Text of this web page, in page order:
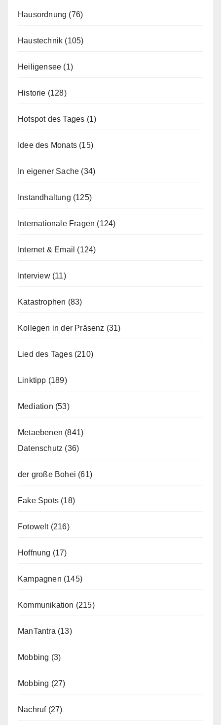
Hausordnung (76)
Haustechnik (105)
Heiligensee (1)
Historie (128)
Hotspot des Tages (1)
Idee des Monats (15)
In eigener Sache (34)
Instandhaltung (125)
Internationale Fragen (124)
Internet & Email (124)
Interview(11)
Katastrophen (83)
Kollegen in der Präsenz (31)
Lied des Tages(210)
Linktipp (189)
Mediation (53)
Metaebenen (841)
Datenschutz (36)
der große Bohei (61)
Fake Spots (18)
Fotowelt(216)
Hoffnung (17)
Kampagnen (145)
Kommunikation (215)
ManTantra (13)
Mobbing (3)
Mobbing (27)
Nachruf(27)